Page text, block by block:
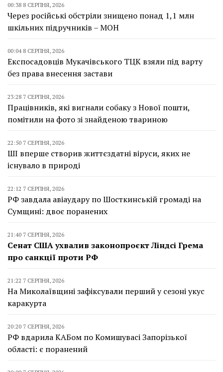
00:38 8 СЕРПНЯ, 2026
Через російські обстріли знищено понад 1,1 млн
шкільних підручників – МОН
00:04 8 СЕРПНЯ, 2026
Експосадовців Мукачівського ТЦК взяли під варту
без права внесення застави
23:28 7 СЕРПНЯ, 2026
Працівників, які вигнали собаку з Нової пошти,
помітили на фото зі знайденою твариною
22:50 7 СЕРПНЯ, 2026
ШІ вперше створив життєздатні віруси, яких не
існувало в природі
22:12 7 СЕРПНЯ, 2026
РФ завдала авіаудару по Шосткинській громаді на
Сумщині: двоє поранених
21:40 7 СЕРПНЯ, 2026
Сенат США ухвалив законопроєкт Ліндсі Грема
про санкції проти РФ
21:22 7 СЕРПНЯ, 2026
На Миколаївщині зафіксували перший у сезоні укус
каракурта
20:20 7 СЕРПНЯ, 2026
РФ вдарила КАБом по Комишувасі Запорізької
області: є поранений